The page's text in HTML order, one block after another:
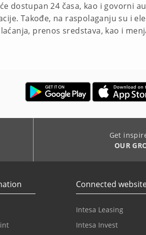
dostupan 24 časa, kao i govorni
Takođe, na raspolaganju su i
prenos sredstava, kao i
Get
OUR
Connected
Intesa Leasing
Intesa Invest